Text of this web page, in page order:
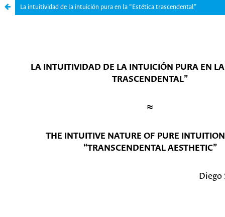
La intuitividad de la intuición pura en la “Estética trascendental”